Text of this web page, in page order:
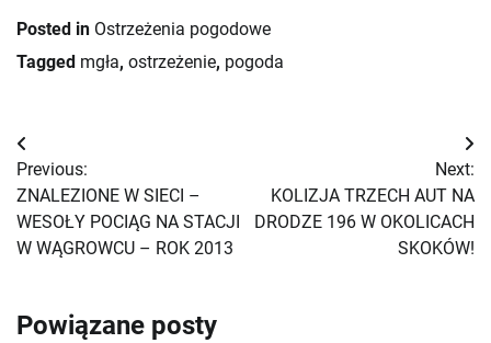
Posted in Ostrzeżenia pogodowe
Tagged mgła, ostrzeżenie, pogoda
Nawigacja
wpisu
Previous:
ZNALEZIONE W SIECI –
WESOŁY POCIĄG NA STACJI
W WĄGROWCU – ROK 2013
Next:
KOLIZJA TRZECH AUT NA
DRODZE 196 W OKOLICACH
SKOKÓW!
Powiązane posty